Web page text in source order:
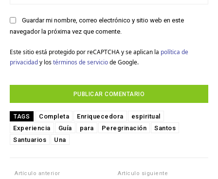
Guardar mi nombre, correo electrónico y sitio web en este
navegador la próxima vez que comente.
Este sitio está protegido por reCAPTCHA y se aplican la política de
privacidady los términos de serviciode Google.
TAGS Completa Enriquecedora
espiritual
Experiencia
Guía para Peregrinación
Santos
Santuarios
Una
Artículo anterior Artículo siguiente